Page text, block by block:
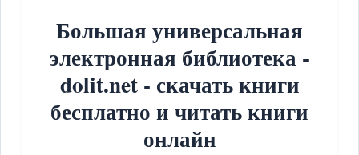
Большая универсальная
электронная библиотека -
dolit.net - скачать книги
бесплатно и читать книги
онлайн